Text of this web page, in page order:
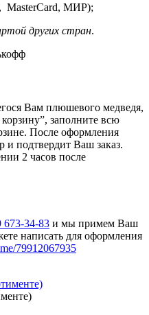
MasterCard, МИР);
других стран.
Вам плюшевого медведя,
заполните всю
После оформления
и подтвердит Ваш заказ.
2 часов после
673-34-83 и мы примем Ваш
написать для оформления
79912067935